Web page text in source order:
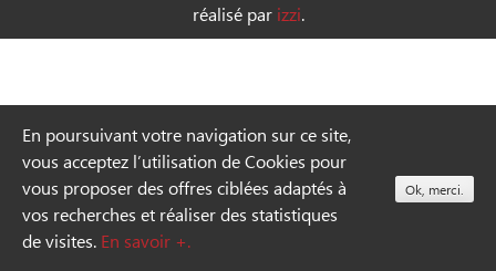
réalisé par izzi.
En poursuivant votre navigation sur ce site,
vous acceptez l’utilisation de Cookies pour
vous proposer des offres ciblées adaptés à
vos recherches et réaliser des statistiques
de visites. En savoir +.
Ok, merci.